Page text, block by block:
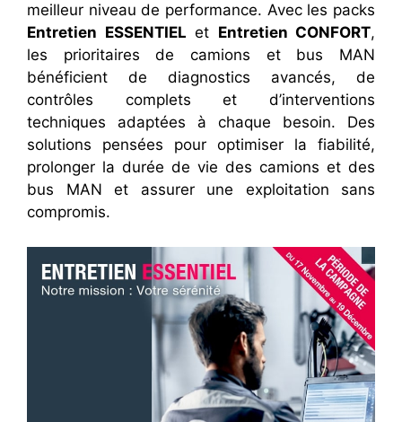
meilleur niveau de performance. Avec les packs
Entretien ESSENTIEL et Entretien CONFORT,
les prioritaires de camions et bus MAN
bénéficient de diagnostics avancés, de
contrôles complets et d’interventions
techniques adaptées à chaque besoin. Des
solutions pensées pour optimiser la fiabilité,
prolonger la durée de vie des camions et des
bus MAN et assurer une exploitation sans
compromis.